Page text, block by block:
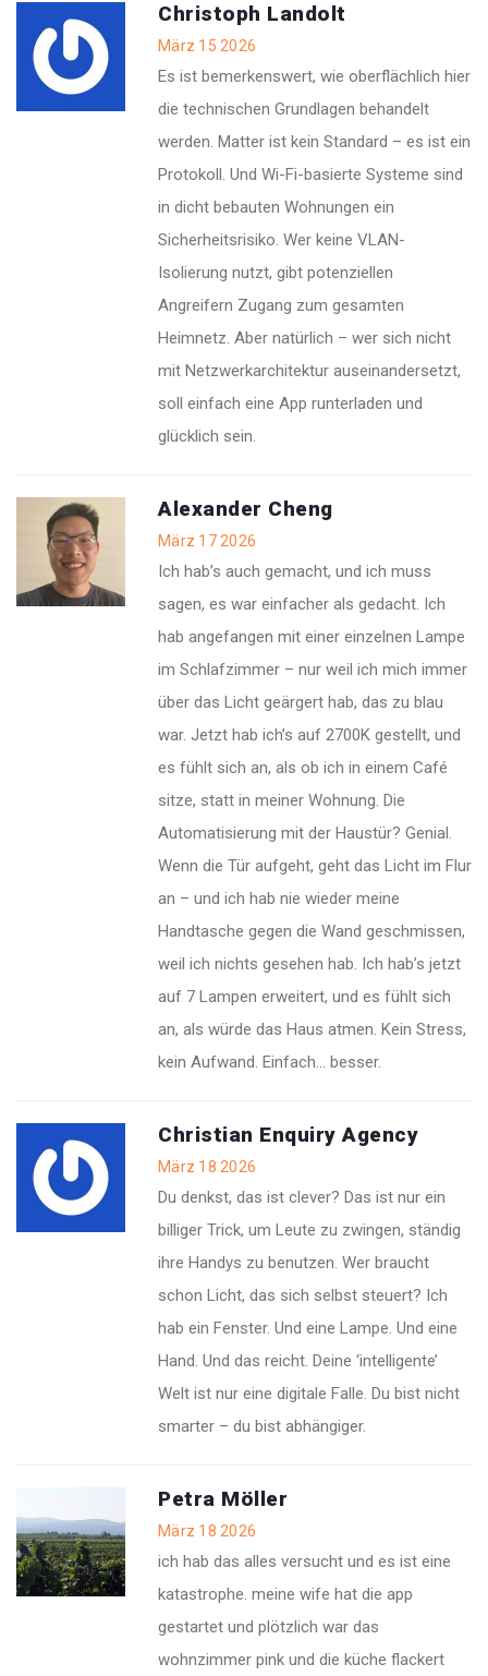
Christoph Landolt
März 15 2026
Es ist bemerkenswert, wie oberflächlich hier
die technischen Grundlagen behandelt
werden. Matter ist kein Standard – es ist ein
Protokoll. Und Wi-Fi-basierte Systeme sind
in dicht bebauten Wohnungen ein
Sicherheitsrisiko. Wer keine VLAN-
Isolierung nutzt, gibt potenziellen
Angreifern Zugang zum gesamten
Heimnetz. Aber natürlich – wer sich nicht
mit Netzwerkarchitektur auseinandersetzt,
soll einfach eine App runterladen und
glücklich sein.
Alexander Cheng
März 17 2026
Ich hab’s auch gemacht, und ich muss
sagen, es war einfacher als gedacht. Ich
hab angefangen mit einer einzelnen Lampe
im Schlafzimmer – nur weil ich mich immer
über das Licht geärgert hab, das zu blau
war. Jetzt hab ich’s auf 2700K gestellt, und
es fühlt sich an, als ob ich in einem Café
sitze, statt in meiner Wohnung. Die
Automatisierung mit der Haustür? Genial.
Wenn die Tür aufgeht, geht das Licht im Flur
an – und ich hab nie wieder meine
Handtasche gegen die Wand geschmissen,
weil ich nichts gesehen hab. Ich hab’s jetzt
auf 7 Lampen erweitert, und es fühlt sich
an, als würde das Haus atmen. Kein Stress,
kein Aufwand. Einfach… besser.
Christian Enquiry Agency
März 18 2026
Du denkst, das ist clever? Das ist nur ein
billiger Trick, um Leute zu zwingen, ständig
ihre Handys zu benutzen. Wer braucht
schon Licht, das sich selbst steuert? Ich
hab ein Fenster. Und eine Lampe. Und eine
Hand. Und das reicht. Deine ‘intelligente’
Welt ist nur eine digitale Falle. Du bist nicht
smarter – du bist abhängiger.
Petra Möller
März 18 2026
ich hab das alles versucht und es ist eine
katastrophe. meine wife hat die app
gestartet und plötzlich war das
wohnzimmer pink und die küche flackert